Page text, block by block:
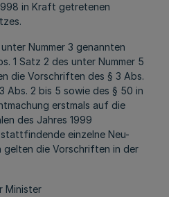
in Kraft getretenen
Nummer 3 genannten
1 Satz 2 des unter Nummer 5
die Vorschriften des § 3 Abs.
Abs. 2 bis 5 sowie des § 50 in
erstmals auf die
des Jahres 1999
einzelne Neu-
gelten die Vorschriften in der
Minister